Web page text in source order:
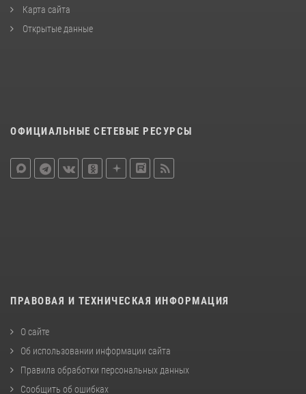
Карта сайта
Открытые данные
ОФИЦИАЛЬНЫЕ СЕТЕВЫЕ РЕСУРСЫ
ПРАВОВАЯ И ТЕХНИЧЕСКАЯ ИНФОРМАЦИЯ
О сайте
Об использовании информации сайта
Правила обработки персональных данных
Сообщить об ошибках